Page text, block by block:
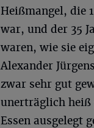
Heißmangel, die
war, und der 35
waren, wie sie
Alexander
zwar sehr gut
unerträglich heiß
Essen ausgelegt